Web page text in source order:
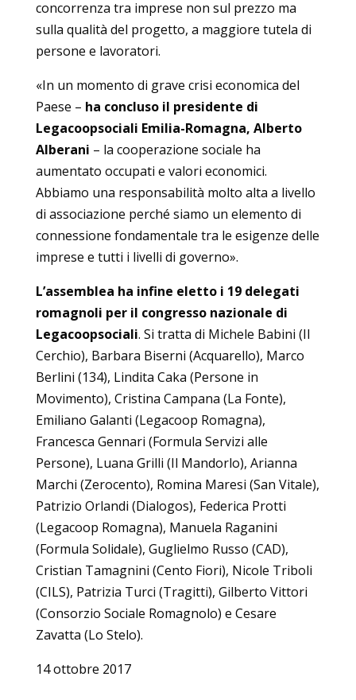
concorrenza tra imprese non sul prezzo ma
sulla qualità del progetto, a maggiore tutela di
persone e lavoratori.
«In un momento di grave crisi economica del
Paese – ha concluso il presidente di
Legacoopsociali Emilia-Romagna, Alberto
Alberani – la cooperazione sociale ha
aumentato occupati e valori economici.
Abbiamo una responsabilità molto alta a livello
di associazione perché siamo un elemento di
connessione fondamentale tra le esigenze delle
imprese e tutti i livelli di governo».
L’assemblea ha infine eletto i 19 delegati
romagnoli per il congresso nazionale di
Legacoopsociali. Si tratta di Michele Babini (Il
Cerchio), Barbara Biserni (Acquarello), Marco
Berlini (134), Lindita Caka (Persone in
Movimento), Cristina Campana (La Fonte),
Emiliano Galanti (Legacoop Romagna),
Francesca Gennari (Formula Servizi alle
Persone), Luana Grilli (Il Mandorlo), Arianna
Marchi (Zerocento), Romina Maresi (San Vitale),
Patrizio Orlandi (Dialogos), Federica Protti
(Legacoop Romagna), Manuela Raganini
(Formula Solidale), Guglielmo Russo (CAD),
Cristian Tamagnini (Cento Fiori), Nicole Triboli
(CILS), Patrizia Turci (Tragitti), Gilberto Vittori
(Consorzio Sociale Romagnolo) e Cesare
Zavatta (Lo Stelo).
14 ottobre 2017